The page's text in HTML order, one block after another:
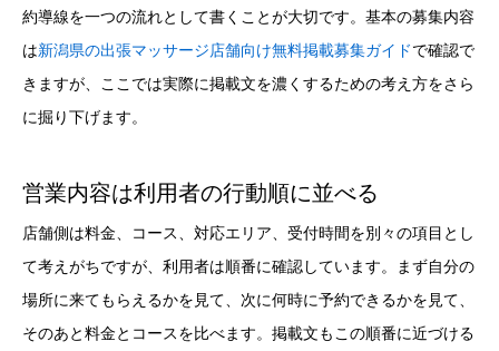
約導線を一つの流れとして書くことが大切です。基本の募集内容
は新潟県の出張マッサージ店舗向け無料掲載募集ガイド で確認で
きますが、ここでは実際に掲載文を濃くするための考え方をさら
に掘り下げます。
営業内容は利用者の行動順に並べる
店舗側は料金、コース、対応エリア、受付時間を別々の項目とし
て考えがちですが、利用者は順番に確認しています。まず自分の
場所に来てもらえるかを見て、次に何時に予約できるかを見て、
そのあと料金とコースを比べます。掲載文もこの順番に近づける